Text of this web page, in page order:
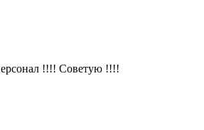
!!!! Советую !!!!